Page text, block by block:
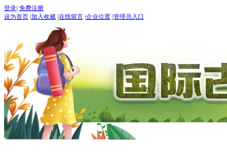
登录 免费注册
设为首页 加入收藏 在线留言 企业位置 管理员入口
五月
进